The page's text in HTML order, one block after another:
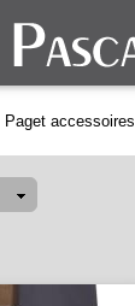
Paget accessoires